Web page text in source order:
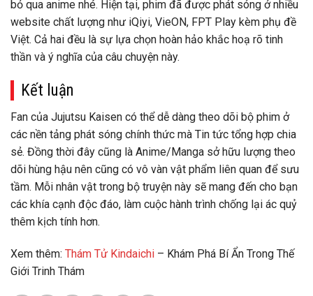
bỏ qua anime nhé. Hiện tại, phim đã được phát sóng ở nhiều
website chất lượng như iQiyi, VieON, FPT Play kèm phụ đề
Việt. Cả hai đều là sự lựa chọn hoàn hảo khắc hoạ rõ tinh
thần và ý nghĩa của câu chuyện này.
Kết luận
Fan của Jujutsu Kaisen có thể dễ dàng theo dõi bộ phim ở
các nền tảng phát sóng chính thức mà Tin tức tổng hợp chia
sẻ. Đồng thời đây cũng là Anime/Manga sở hữu lượng theo
dõi hùng hậu nên cũng có vô vàn vật phẩm liên quan để sưu
tầm. Mỗi nhân vật trong bộ truyện này sẽ mang đến cho bạn
các khía cạnh độc đáo, làm cuộc hành trình chống lại ác quỷ
thêm kịch tính hơn.
Xem thêm: Thám Tử Kindaichi – Khám Phá Bí Ẩn Trong Thế
Giới Trinh Thám